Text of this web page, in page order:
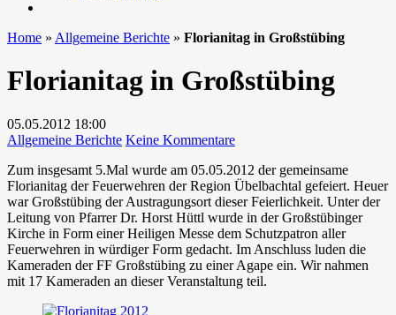
Home » Allgemeine Berichte » Florianitag in Großstübing
Florianitag in Großstübing
05.05.2012 18:00
Allgemeine Berichte Keine Kommentarezu
in
Großstübing
Zum insgesamt 5.Mal wurde am 05.05.2012 der gemeinsame
Florianitag der Feuerwehren der Region Übelbachtal gefeiert. Heuer
war Großstübing der Austragungsort dieser Feierlichkeit. Unter der
Leitung von Pfarrer Dr. Horst Hüttl wurde in der Großstübinger
Kirche in Form einer Heiligen Messe dem Schutzpatron aller
Feuerwehren in würdiger Form gedacht. Im Anschluss luden die
Kameraden der FF Großstübing zu einer Agape ein. Wir nahmen
mit 17 Kameraden an dieser Veranstaltung teil.